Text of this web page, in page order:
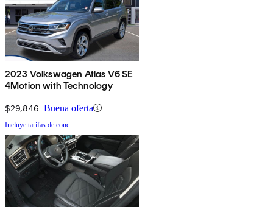
2023 Volkswagen Atlas V6 SE
4Motion with Technology
$29,846 Buena oferta
Incluye tarifas de conc.